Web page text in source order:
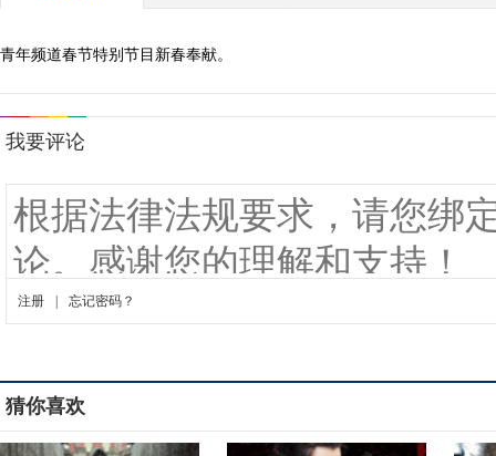
青年频道春节特别节目新春奉献。
猜你喜欢